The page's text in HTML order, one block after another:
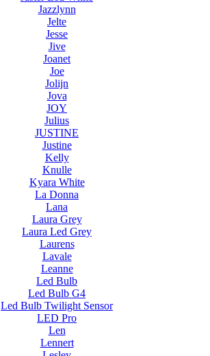
Jazzlynn
Jelte
Jesse
Jive
Joanet
Joe
Jolijn
Jova
JOY
Julius
JUSTINE
Justine
Kelly
Knulle
Kyara White
La Donna
Lana
Laura Grey
Laura Led Grey
Laurens
Lavale
Leanne
Led Bulb
Led Bulb G4
Led Bulb Twilight Sensor
LED Pro
Len
Lennert